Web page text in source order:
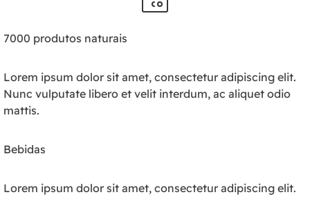
7000 produtos naturais
Lorem ipsum dolor sit amet, consectetur adipiscing elit.
Nunc vulputate libero et velit interdum, ac aliquet odio
mattis.
Bebidas
Lorem ipsum dolor sit amet, consectetur adipiscing elit.